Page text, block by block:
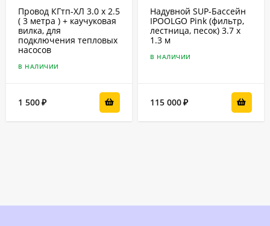
Провод КГтп-ХЛ 3.0 x 2.5
( 3 метра ) + каучуковая
вилка, для
подключения тепловых
насосов
В НАЛИЧИИ
1 500₽
Надувной SUP-Бассейн
IPOOLGO Pink (фильтр,
лестница, песок) 3.7 x
1.3 м
В НАЛИЧИИ
115 000₽